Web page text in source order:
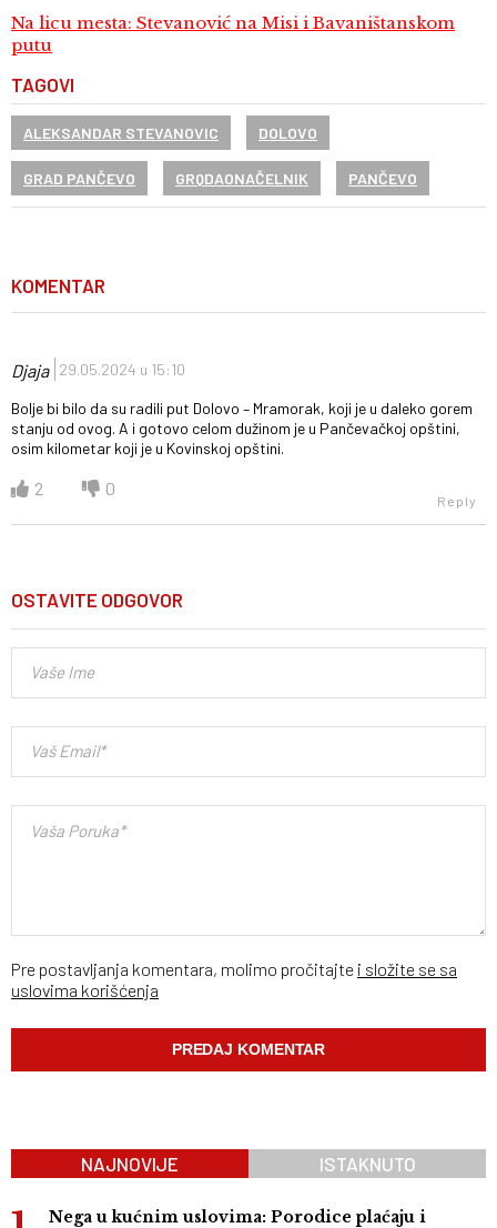
Na licu mesta: Stevanović na Misi i Bavaništanskom
putu
TAGOVI
ALEKSANDAR STEVANOVIC DOLOVO
GRAD PANČEVO GRQDAONAČELNIK PANČEVO
KOMENTAR
Djaja 29.05.2024 u 15:10
Bolje bi bilo da su radili put Dolovo – Mramorak, koji je u daleko gorem
stanju od ovog. A i gotovo celom dužinom je u Pančevačkoj opštini,
osim kilometar koji je u Kovinskoj opštini.
2 0
Reply
OSTAVITE ODGOVOR
Pre postavljanja komentara, molimo pročitajte i složite se sa
uslovima korišćenja
NAJNOVIJE ISTAKNUTO
Nega u kućnim uslovima: Porodice plaćaju i